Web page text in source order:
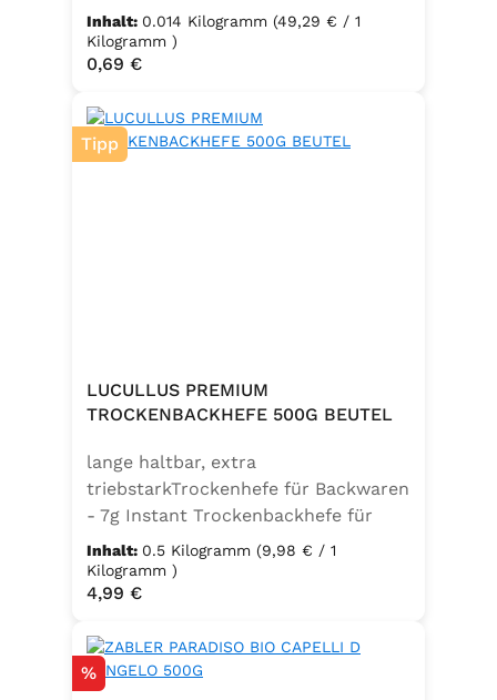
Frischhefe)Zutaten: Trockenbackhefe
, Emulgator E491 (Unter
Schutzatmosphäre verpackt)
Inhalt: 0.014 Kilogramm (49,29 € / 1
Kilogramm )
Regulärer Preis:
0,69 €
Tipp
LUCULLUS PREMIUM
TROCKENBACKHEFE 500G BEUTEL
lange haltbar, extra
triebstarkTrockenhefe für Backwaren
- 7g Instant Trockenbackhefe für
500g Weizenmehl, entspricht 25g
FrischhefeZutaten: Trockenbackhefe,
Emulgator Sorbitanmonostearat
Inhalt: 0.5 Kilogramm (9,98 € / 1
Kilogramm )
Regulärer Preis:
4,99 €
Rabatt
%